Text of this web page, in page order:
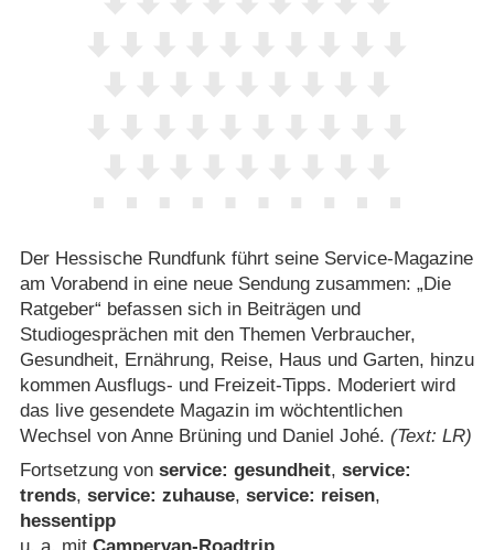
Der Hessische Rundfunk führt seine Service-Magazine
am Vorabend in eine neue Sendung zusammen: „Die
Ratgeber“ befassen sich in Beiträgen und
Studiogesprächen mit den Themen Verbraucher,
Gesundheit, Ernährung, Reise, Haus und Garten, hinzu
kommen Ausflugs- und Freizeit-Tipps. Moderiert wird
das live gesendete Magazin im wöchtentlichen
Wechsel von Anne Brüning und Daniel Johé. (Text: LR)
Fortsetzung von service: gesundheit, service:
trends, service: zuhause, service: reisen,
hessentipp